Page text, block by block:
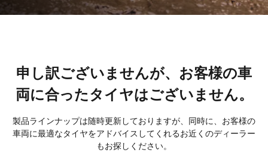
申し訳ございませんが、お客様の車
両に合ったタイヤはございません。
製品ラインナップは随時更新しておりますが、同時に、お客様の
車両に最適なタイヤをアドバイスしてくれるお近くのディーラー
もお探しください。